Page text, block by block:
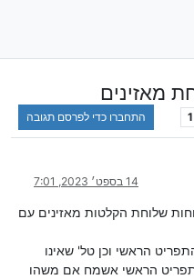
מאזינים
1 התחברו כדי לפרסם תגובה
14 בספט׳ 2023, 7:01
שלוחת הקלטות מאזינים עם
שההקלטה נכנסת לשלוחה 1 מהתפריט הראשי וכן טל' שאינו
תפוצה מועבר לשלוחה 3 מהתפריט הראשי אשמח אם משהו